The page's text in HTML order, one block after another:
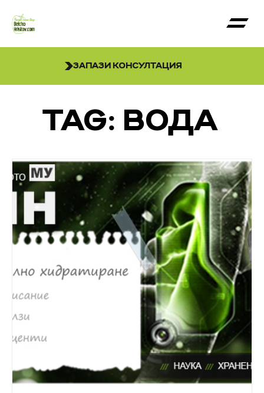
ЗАПАЗИ КОНСУЛТАЦИЯ
TAG: ВОДА